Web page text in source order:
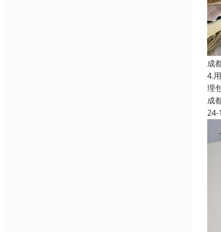
成
4.
理
成
24-